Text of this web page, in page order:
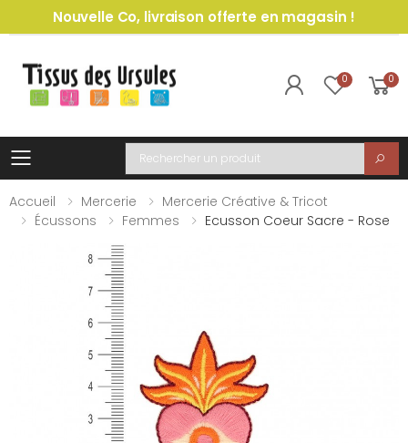
Nouvelle Co, livraison offerte en magasin !
0 0
Toggle mobile menu
Recherche
Accueil
Mercerie
Mercerie Créative & Tricot
Écussons
Femmes Ecusson Coeur Sacre - Rose